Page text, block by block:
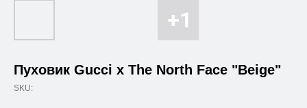
Пуховик Gucci x The North Face "Beige"
SKU: